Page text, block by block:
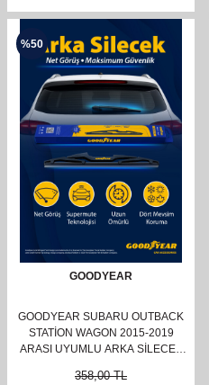
%50
GOODYEAR
GOODYEAR SUBARU OUTBACK
STATION WAGON 2015-2019
ARASI UYUMLU ARKA SILECEK
358,00TL